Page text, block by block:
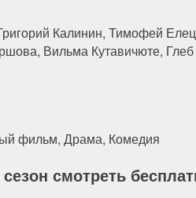
Калинин, Тимофей
Вильма Кутавичюте,
фильм, Драма, Комедия
смотреть